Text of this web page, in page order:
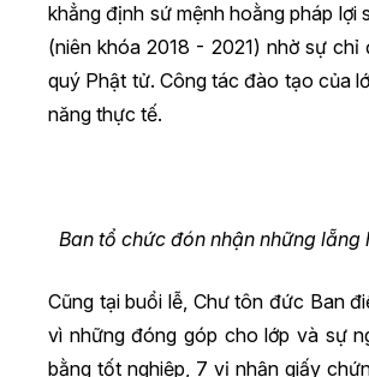
khẳng định sứ mệnh hoằng pháp
(niên khóa 2018 - 2021) nhờ sự
quý Phật tử. Công tác đào tạo của
năng thực tế.
Ban tổ chức đón nhận những
Cũng tại buổi lễ, Chư tôn đức Ban
vì những đóng góp cho lớp và sự
bằng tốt nghiệp, 7 vị nhận giấy